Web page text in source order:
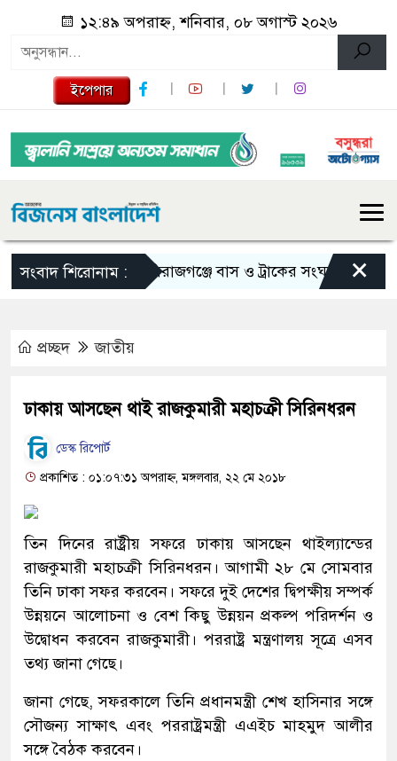
১২:৪৯ অপরাহ্ন, শনিবার, ০৮ অগাস্ট ২০২৬
ইপেপার
সংবাদ শিরোনাম :সিরাজগঞ্জে বাস ও ট্রাকের সংঘর্ষে নিহত ২×
প্রচ্ছদ জাতীয়
ঢাকায় আসছেন থাই রাজকুমারী মহাচক্রী সিরিনধরন
ডেস্ক রিপোর্ট
প্রকাশিত : ০১:০৭:৩১ অপরাহ্ন, মঙ্গলবার, ২২ মে ২০১৮
তিন দিনের রাষ্ট্রীয় সফরে ঢাকায় আসছেন থাইল্যান্ডের
রাজকুমারী মহাচক্রী সিরিনধরন। আগামী ২৮ মে সোমবার
তিনি ঢাকা সফর করবেন। সফরে দুই দেশের দ্বিপক্ষীয় সম্পর্ক
উন্নয়নে আলোচনা ও বেশ কিছু উন্নয়ন প্রকল্প পরিদর্শন ও
উদ্বোধন করবেন রাজকুমারী। পররাষ্ট্র মন্ত্রণালয় সূত্রে এসব
তথ্য জানা গেছে।
জানা গেছে, সফরকালে তিনি প্রধানমন্ত্রী শেখ হাসিনার সঙ্গে
সৌজন্য সাক্ষাৎ এবং পররাষ্ট্রমন্ত্রী এএইচ মাহমুদ আলীর
সঙ্গে বৈঠক করবেন।